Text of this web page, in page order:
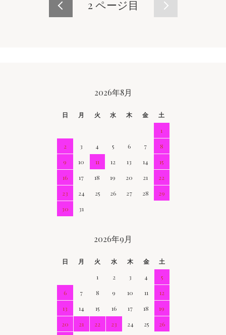
2 ページ目
2026年8月
日 月 火 水 木 金
土
1
2
3 4 5 6 7
8
9
10 11 12 13 14
15
16
17 18 19 20 21
22
23
24 25 26 27 28
29
30
31
2026年9月
日 月 火 水 木 金
土
1
2 3 4
5
6
7 8 9 10 11
12
13
14 15 16 17 18
19
20
21 22 23 24 25
26